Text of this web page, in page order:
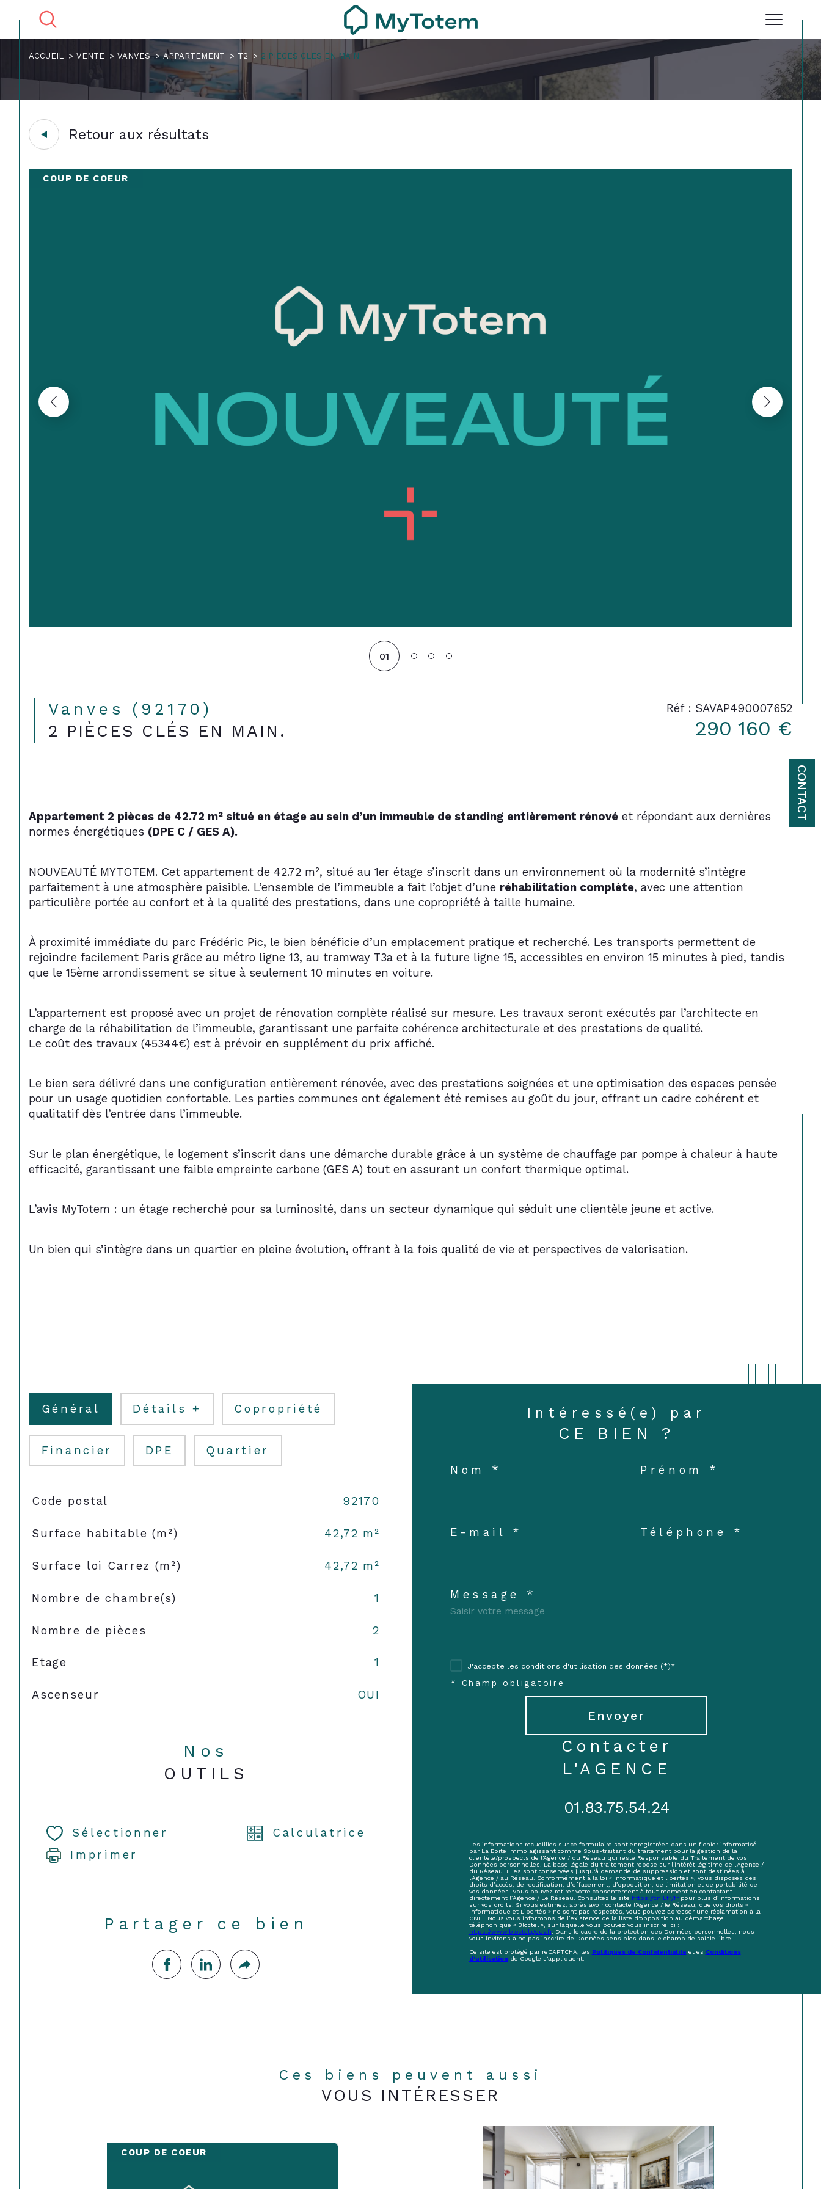
CONTACT
ACCUEIL VENTE VANVES APPARTEMENT T2 2 PIECES CLES EN MAIN
Retour aux résultats
COUP DE COEUR
01
Vanves (92170)
2 PIÈCES CLÉS EN MAIN.
Réf : SAVAP490007652
290 160 €
Appartement 2 pièces de 42.72 m² situé en étage au sein d’un immeuble de standing entièrement rénové et répondant aux dernières
normes énergétiques (DPE C / GES A).
NOUVEAUTÉ MYTOTEM. Cet appartement de 42.72 m², situé au 1er étage s’inscrit dans un environnement où la modernité s’intègre
parfaitement à une atmosphère paisible. L’ensemble de l’immeuble a fait l’objet d’une réhabilitation complète, avec une attention
particulière portée au confort et à la qualité des prestations, dans une copropriété à taille humaine.
À proximité immédiate du parc Frédéric Pic, le bien bénéficie d’un emplacement pratique et recherché. Les transports permettent de
rejoindre facilement Paris grâce au métro ligne 13, au tramway T3a et à la future ligne 15, accessibles en environ 15 minutes à pied, tandis
que le 15ème arrondissement se situe à seulement 10 minutes en voiture.
L’appartement est proposé avec un projet de rénovation complète réalisé sur mesure. Les travaux seront exécutés par l’architecte en
charge de la réhabilitation de l’immeuble, garantissant une parfaite cohérence architecturale et des prestations de qualité.
Le coût des travaux (45344€) est à prévoir en supplément du prix affiché.
Le bien sera délivré dans une configuration entièrement rénovée, avec des prestations soignées et une optimisation des espaces pensée
pour un usage quotidien confortable. Les parties communes ont également été remises au goût du jour, offrant un cadre cohérent et
qualitatif dès l’entrée dans l’immeuble.
Sur le plan énergétique, le logement s’inscrit dans une démarche durable grâce à un système de chauffage par pompe à chaleur à haute
efficacité, garantissant une faible empreinte carbone (GES A) tout en assurant un confort thermique optimal.
L’avis MyTotem : un étage recherché pour sa luminosité, dans un secteur dynamique qui séduit une clientèle jeune et active.
Un bien qui s’intègre dans un quartier en pleine évolution, offrant à la fois qualité de vie et perspectives de valorisation.
Général Détails + Copropriété
Financier DPE Quartier
TRAD_SIROCCO_Caracteristique
Code postal 92170
Surface habitable (m²) 42,72 m²
Surface loi Carrez (m²) 42,72 m²
Nombre de chambre(s) 1
Nombre de pièces 2
Etage 1
Ascenseur OUI
Nos
OUTILS
Sélectionner
Calculatrice
Imprimer
Partager ce bien
Intéressé(e) par
CE BIEN ?
Nom * Prénom *
E-mail * Téléphone *
Message *
J'accepte les conditions d'utilisation des données (*)*
* Champ obligatoire
Envoyer
contacter
L'AGENCE
01.83.75.54.24
Les informations recueillies sur ce formulaire sont enregistrées dans un fichier informatisé
par La Boite Immo agissant comme Sous-traitant du traitement pour la gestion de la
clientèle/prospects de l'Agence / du Réseau qui reste Responsable du Traitement de vos
Données personnelles. La base légale du traitement repose sur l'intérêt légitime de l'Agence /
du Réseau. Elles sont conservées jusqu'à demande de suppression et sont destinées à
l'Agence / au Réseau. Conformément à la loi « informatique et libertés », vous disposez des
droits d’accès, de rectification, d’effacement, d’opposition, de limitation et de portabilité de
vos données. Vous pouvez retirer votre consentement à tout moment en contactant
directement l’Agence / Le Réseau. Consultez le site https://cnil.fr/frpour plus d’informations
sur vos droits. Si vous estimez, après avoir contacté l'Agence / le Réseau, que vos droits «
Informatique et Libertés » ne sont pas respectés, vous pouvez adresser une réclamation à la
CNIL. Nous vous informons de l’existence de la liste d'opposition au démarchage
téléphonique « Bloctel », sur laquelle vous pouvez vous inscrire ici :
https://www.bloctel.gouv.fr. Dans le cadre de la protection des Données personnelles, nous
vous invitons à ne pas inscrire de Données sensibles dans le champ de saisie libre.
Ce site est protégé par reCAPTCHA, les Politiques de Confidentialité et es Conditions
d'utilisation de Google s'appliquent.
Ces biens peuvent aussi
VOUS INTÉRESSER
COUP DE COEUR